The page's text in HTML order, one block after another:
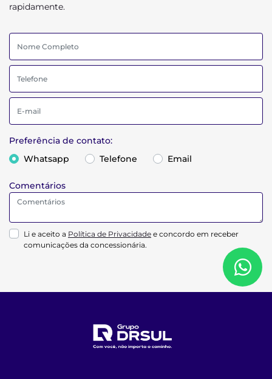
rapidamente.
Preferência de contato:
Whatsapp
Telefone Email
Comentários
Li e aceito a Política de Privacidade e concordo em receber
comunicações da concessionária.